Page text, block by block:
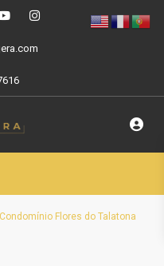
Flores do Talatona